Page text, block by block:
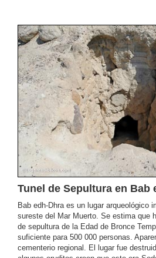
Tunel de Sepultura en Bab
Bab edh-Dhra es un lugar arqueológico
sureste del Mar Muerto. Se estima que
de sepultura de la Edad de Bronce
suficiente para 500 000 personas.
cementerio regional. El lugar fue